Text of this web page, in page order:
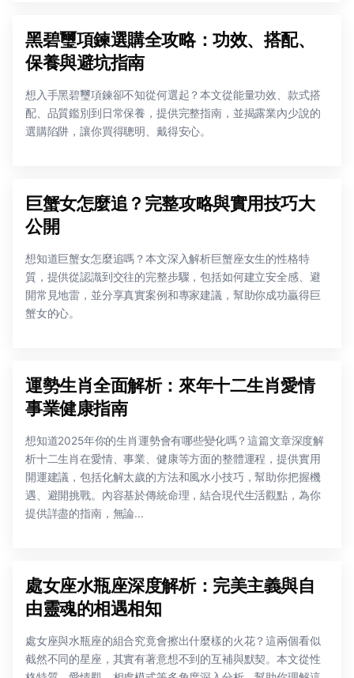
黑碧璽項鍊選購全攻略：功效、搭配、
保養與避坑指南
想入手黑碧璽項鍊卻不知從何選起？本文從能量功效、款式搭
配、品質鑑別到日常保養，提供完整指南，並揭露業內少說的
選購陷阱，讓你買得聰明、戴得安心。
巨蟹女怎麼追？完整攻略與實用技巧大
公開
想知道巨蟹女怎麼追嗎？本文深入解析巨蟹座女生的性格特
質，提供從認識到交往的完整步驟，包括如何建立安全感、避
開常見地雷，並分享真實案例和專家建議，幫助你成功贏得巨
蟹女的心。
運勢生肖全面解析：來年十二生肖愛情
事業健康指南
想知道2025年你的生肖運勢會有哪些變化嗎？這篇文章深度解
析十二生肖在愛情、事業、健康等方面的整體運程，提供實用
開運建議，包括化解太歲的方法和風水小技巧，幫助你把握機
遇、避開挑戰。內容基於傳統命理，結合現代生活觀點，為你
提供詳盡的指南，無論...
處女座水瓶座深度解析：完美主義與自
由靈魂的相遇相知
處女座與水瓶座的組合究竟會擦出什麼樣的火花？這兩個看似
截然不同的星座，其實有著意想不到的互補與默契。本文從性